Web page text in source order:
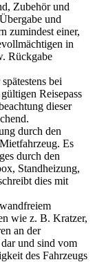
Zubehör und
und
zumindest einer,
in
Rückgabe
bei
Reisepass
dieser
durch den
Es
durch den
Standheizung,
dies mit
wie z. B. Kratzer,
an der
und sind vom
des Fahrzeugs